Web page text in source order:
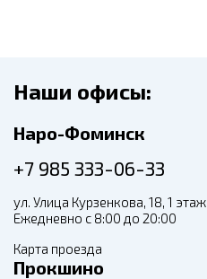
Наши офисы:
Наро-Фоминск
+7 985 333-06-33
ул. Улица Курзенкова, 18, 1 этаж
Ежедневно с 8:00 до 20:00
Карта проезда
Прокшино